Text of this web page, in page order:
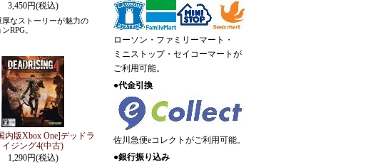
3,450円(税込)
厚なストーリーが魅力の
RPG。
内版Xbox One]デッドラ
イジング4(中古)
1,290円(税込)
ローソン・ファミリーマート・
ミニストップ・セイコーマートが
ご利用可能。
●代金引換
佐川急便eコレクトがご利用可能。
●銀行振り込み